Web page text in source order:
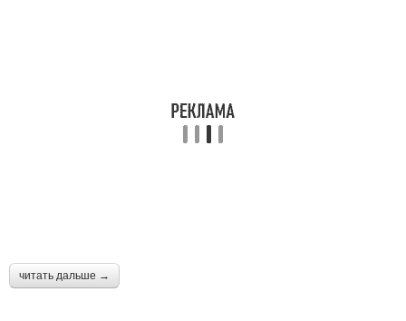
читать дальше →